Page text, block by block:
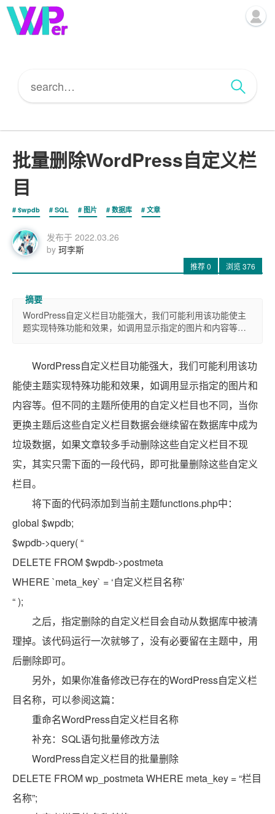
批量删除WordPress自定义栏
目
$wpdb SQL 图片 数据库 文章
发布于 2022.03.26
by 珂李斯
推荐0 浏览376
WordPress自定义栏目功能强大，我们可能利用该功能使主
题实现特殊功能和效果，如调用显示指定的图片和内容等…
WordPress自定义栏目功能强大，我们可能利用该功
能使主题实现特殊功能和效果，如调用显示指定的图片和
内容等。但不同的主题所使用的自定义栏目也不同，当你
更换主题后这些自定义栏目数据会继续留在数据库中成为
垃圾数据，如果文章较多手动删除这些自定义栏目不现
实，其实只需下面的一段代码，即可批量删除这些自定义
栏目。
将下面的代码添加到当前主题functions.php中：
global $wpdb;
$wpdb->query(“
DELETE FROM $wpdb->postmeta
WHERE `meta_key` = ‘自定义栏目名称’
“);
之后，指定删除的自定义栏目会自动从数据库中被清
理掉。该代码运行一次就够了，没有必要留在主题中，用
后删除即可。
另外，如果你准备修改已存在的WordPress自定义栏
目名称，可以参阅这篇：
重命名WordPress自定义栏目名称
补充：SQL语句批量修改方法
WordPress自定义栏目的批量删除
DELETE FROMwp_postmetaWHERE meta_key =“栏目
名称”;